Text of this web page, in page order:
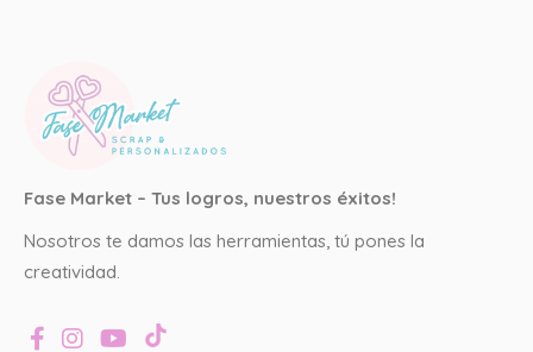
Fase Market – Tus logros, nuestros éxitos!
Nosotros te damos las herramientas, tú pones la
creatividad.